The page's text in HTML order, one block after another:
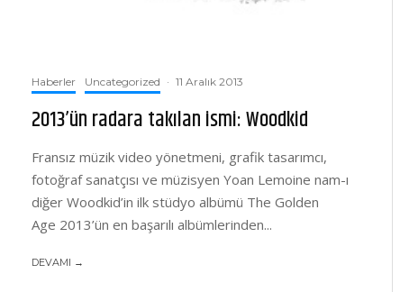
Haberler Uncategorized · 11 Aralık 2013
2013’ün radara takılan ismi: Woodkid
Fransız müzik video yönetmeni, grafik tasarımcı,
fotoğraf sanatçısı ve müzisyen Yoan Lemoine nam-ı
diğer Woodkid’in ilk stüdyo albümü The Golden
Age 2013’ün en başarılı albümlerinden...
DEVAMI →